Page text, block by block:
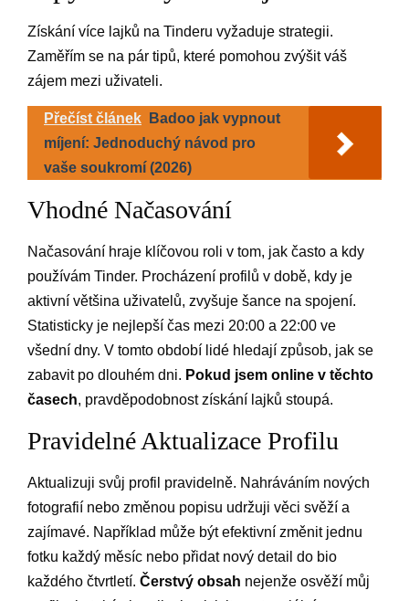
Získání více lajků na Tinderu vyžaduje strategii.
Zaměřím se na pár tipů, které pomohou zvýšit váš
zájem mezi uživateli.
Přečíst článek
Badoo jak vypnout
míjení: Jednoduchý návod pro
vaše soukromí (2026)
Vhodné Načasování
Načasování hraje klíčovou roli v tom, jak často a kdy
používám Tinder. Procházení profilů v době, kdy je
aktivní většina uživatelů, zvyšuje šance na spojení.
Statisticky je nejlepší čas mezi 20:00 a 22:00 ve
všední dny. V tomto období lidé hledají způsob, jak se
zabavit po dlouhém dni. Pokud jsem online v těchto
časech, pravděpodobnost získání lajků stoupá.
Pravidelné Aktualizace Profilu
Aktualizuji svůj profil pravidelně. Nahráváním nových
fotografií nebo změnou popisu udržuji věci svěží a
zajímavé. Například může být efektivní změnit jednu
fotku každý měsíc nebo přidat nový detail do bio
každého čtvrtletí. Čerstvý obsah nejenže osvěží můj